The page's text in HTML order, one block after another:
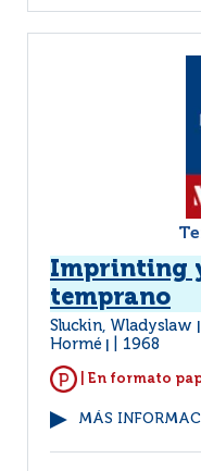
Imprinting
temprano
Sluckin, Wladyslaw
Hormé
1968
| En formato
MÁS